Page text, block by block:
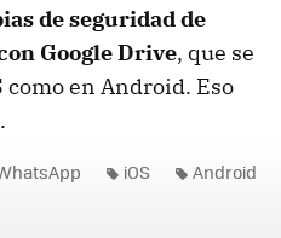
de seguridad de
Google Drive, que se
como en Android. Eso
iOS Android